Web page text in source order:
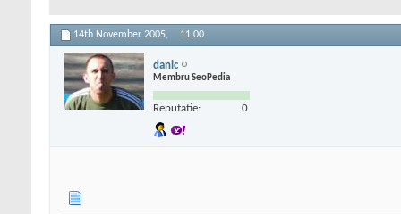
14th November 2005, 11:00
danic
Membru SeoPedia
Reputatie: 0